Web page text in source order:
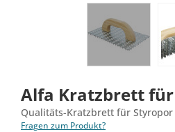
Alfa Kratzbrett
Qualitäts-Kratzbrett für
Fragen zum Produkt?